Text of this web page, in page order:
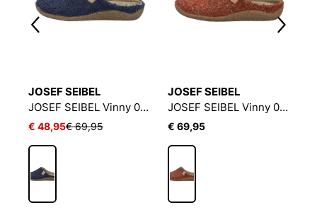
JOSEF SEIBEL
JOSEF SEIBEL Vinny 03 | Hausschuh für Damen | Blau
€ 48,95€ 69,95
JOSEF SEIBEL
JOSEF SEIBEL Vinny 03 | Hausschuh für Damen | Rot
€ 69,95